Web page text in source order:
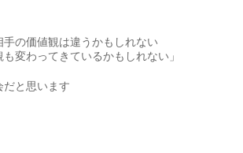
手の価値観は違うかもしれない
変わってきているかもしれない」
だと思います